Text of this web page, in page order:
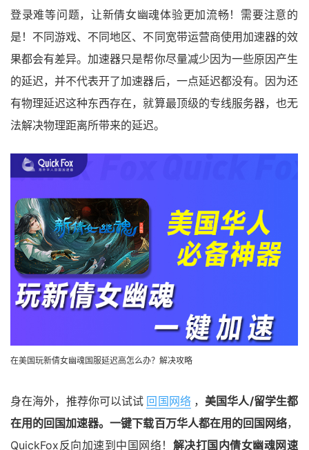
登录难等问题，让新倩女幽魂体验更加流畅！需要注意的
是！不同游戏、不同地区、不同宽带运营商使用加速器的效
果都会有差异。加速器只是帮你尽量减少因为一些原因产生
的延迟，并不代表开了加速器后，一点延迟都没有。因为还
有物理延迟这种东西存在，就算最顶级的专线服务器，也无
法解决物理距离所带来的延迟。
在美国玩新倩女幽魂国服延迟高怎么办？解决攻略
身在海外，推荐你可以试试 回国网络 ， 美国华人/留学生都
在用的回国加速器。一键下载百万华人都在用的回国网络，
QuickFox反向加速到中国网络！ 解决打国内倩女幽魂网速